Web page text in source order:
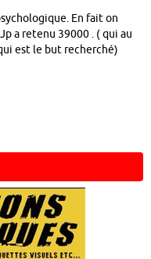
En fait on
a retenu 39000 . ( qui au
est le but recherché)